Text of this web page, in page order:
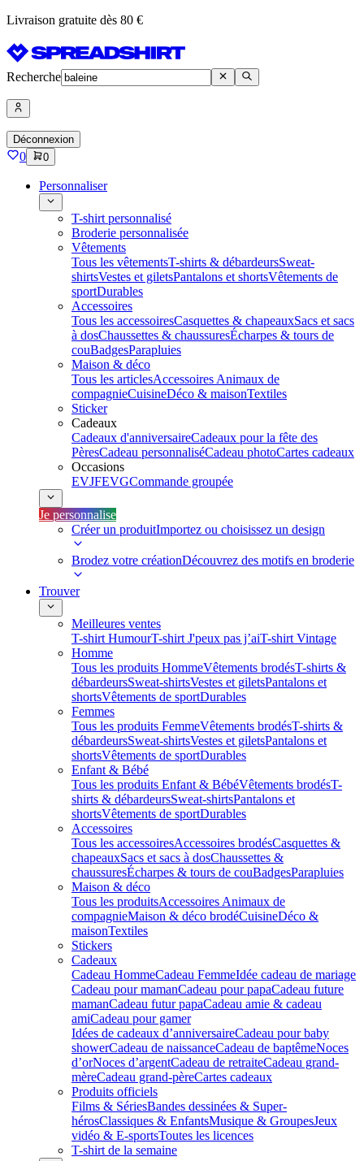
Livraison gratuite dès 80 €
Recherche
Déconnexion
0 0
Personnaliser
T-shirt personnalisé
Broderie personnalisée
Vêtements
Tous les vêtementsT-shirts & débardeursSweat-
shirtsVestes et giletsPantalons et shortsVêtements de
sportDurables
Accessoires
Tous les accessoiresCasquettes & chapeauxSacs et sacs
à dosChaussettes & chaussuresÉcharpes & tours de
couBadgesParapluies
Maison & déco
Tous les articlesAccessoires Animaux de
compagnieCuisineDéco & maisonTextiles
Sticker
Cadeaux
Cadeaux d'anniversaireCadeaux pour la fête des
PèresCadeau personnaliséCadeau photoCartes cadeaux
Occasions
EVJFEVGCommande groupée
Je personnalise
Créer un produitImportez ou choisissez un design
Brodez votre créationDécouvrez des motifs en broderie
Trouver
Meilleures ventes
T-shirt HumourT-shirt J'peux pas j’aiT-shirt Vintage
Homme
Tous les produits HommeVêtements brodésT-shirts &
débardeursSweat-shirtsVestes et giletsPantalons et
shortsVêtements de sportDurables
Femmes
Tous les produits FemmeVêtements brodésT-shirts &
débardeursSweat-shirtsVestes et giletsPantalons et
shortsVêtements de sportDurables
Enfant & Bébé
Tous les produits Enfant & BébéVêtements brodésT-
shirts & débardeursSweat-shirtsPantalons et
shortsVêtements de sportDurables
Accessoires
Tous les accessoiresAccessoires brodésCasquettes &
chapeauxSacs et sacs à dosChaussettes &
chaussuresÉcharpes & tours de couBadgesParapluies
Maison & déco
Tous les produitsAccessoires Animaux de
compagnieMaison & déco brodéCuisineDéco &
maisonTextiles
Stickers
Cadeaux
Cadeau HommeCadeau FemmeIdée cadeau de mariage​
Cadeau pour mamanCadeau pour papaCadeau future
mamanCadeau futur papaCadeau amie & cadeau
amiCadeau pour gamer
Idées de cadeaux d’anniversaireCadeau pour baby
showerCadeau de naissanceCadeau de baptêmeNoces
d’orNoces d’argentCadeau de retraiteCadeau grand-
mèreCadeau grand-pèreCartes cadeaux
Produits officiels
Films & SériesBandes dessinées & Super-
hérosClassiques & EnfantsMusique & GroupesJeux
vidéo & E-sportsToutes les licences
T-shirt de la semaine